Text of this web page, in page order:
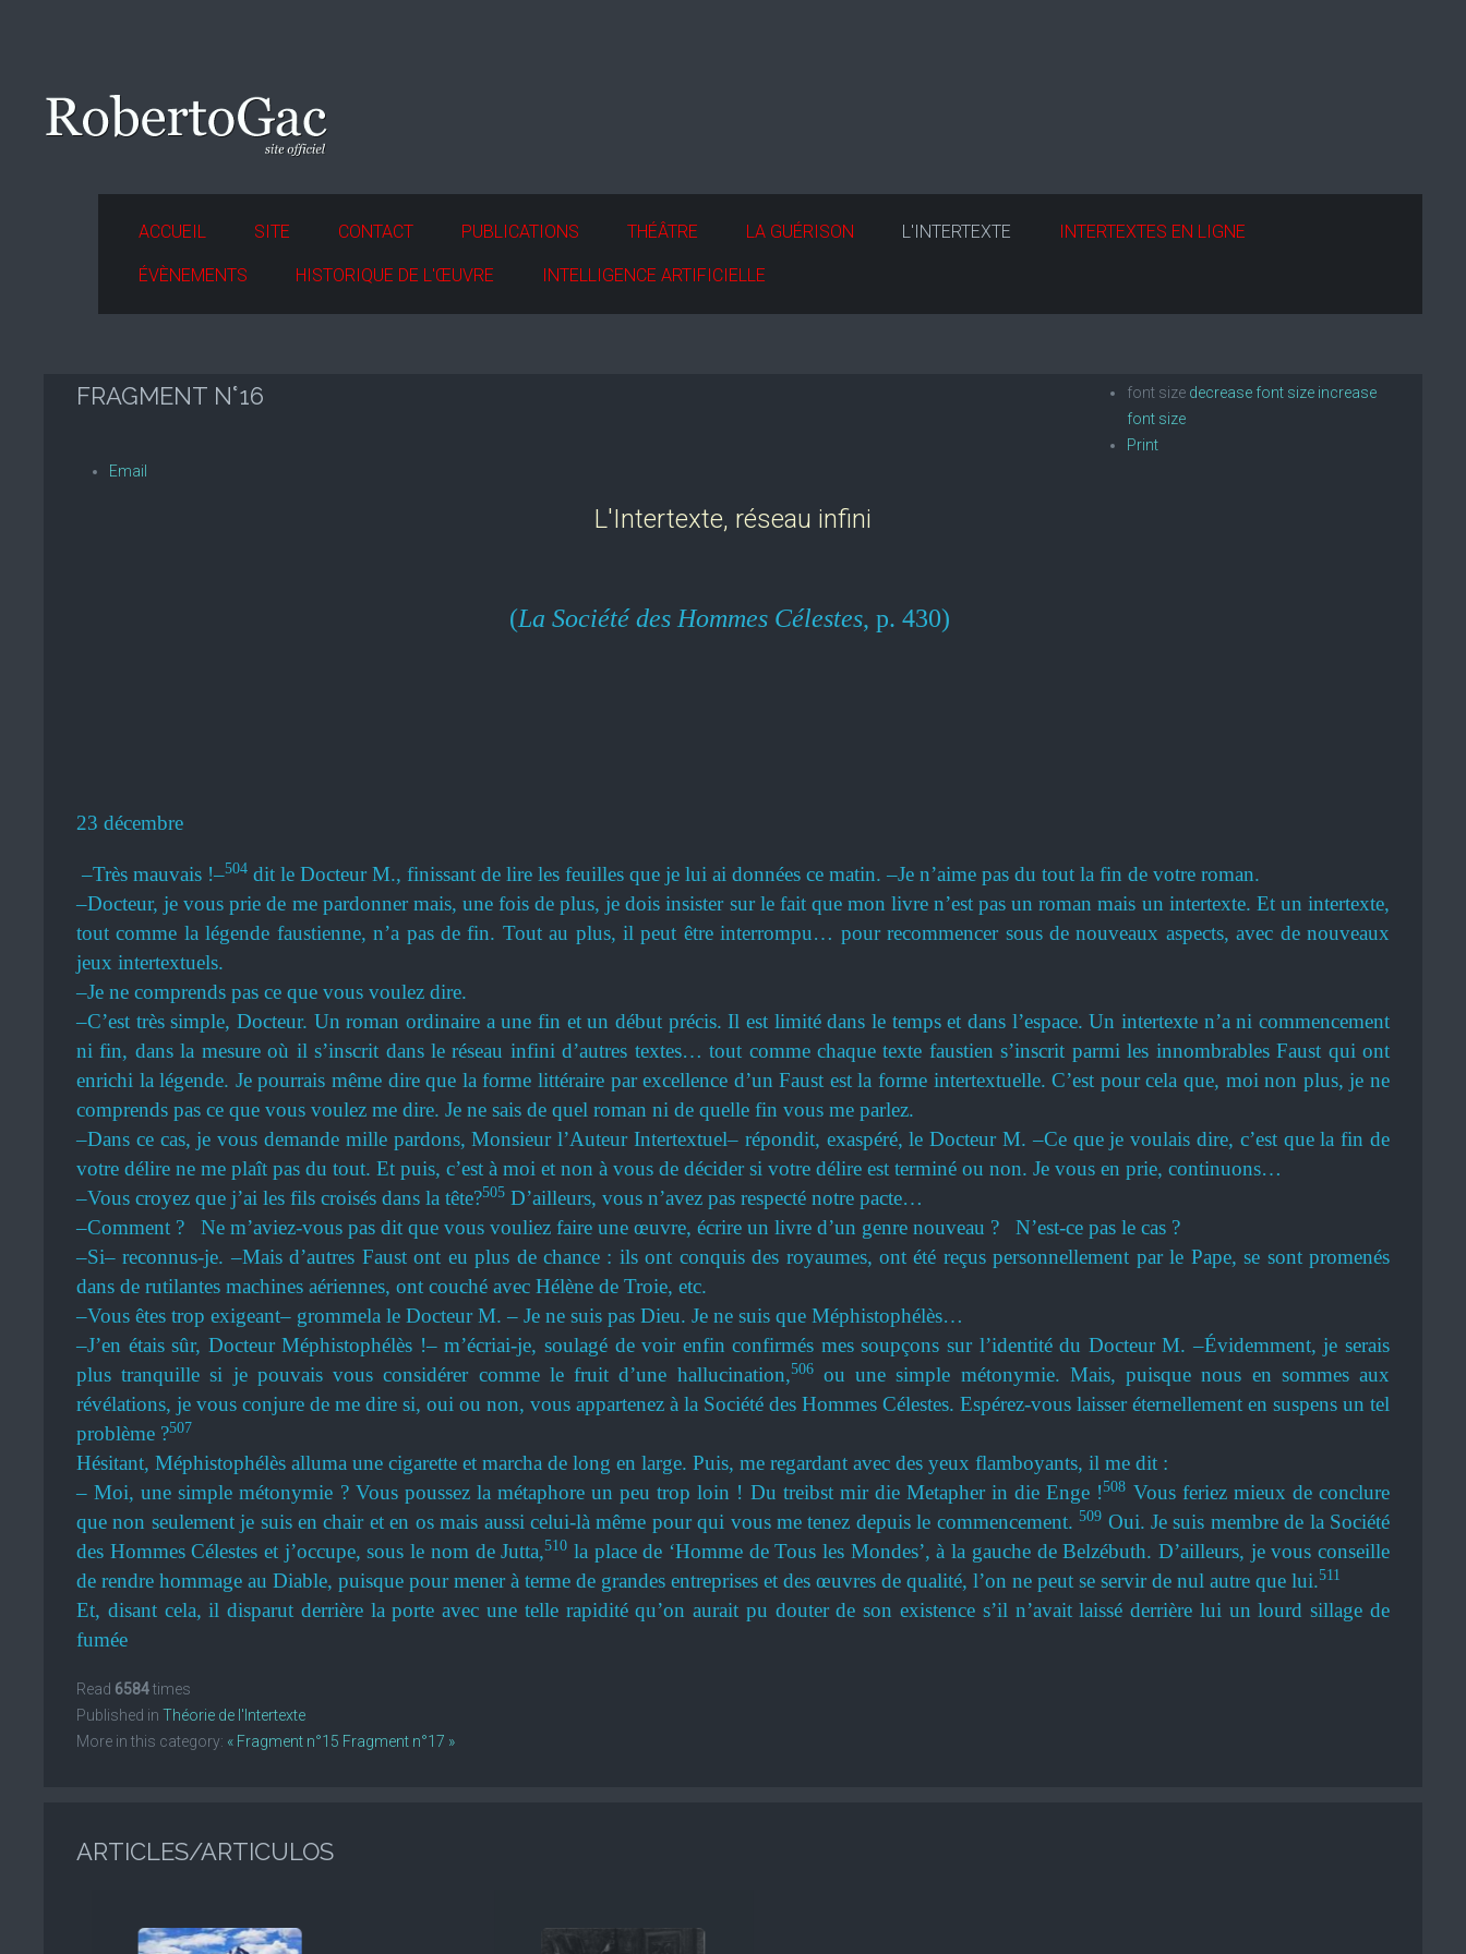
ACCUEIL SITE CONTACT PUBLICATIONS THÉÂTRE LA GUÉRISON L'INTERTEXTE INTERTEXTES EN LIGNE
ÉVÈNEMENTS HISTORIQUE DE L'ŒUVRE INTELLIGENCE ARTIFICIELLE
FRAGMENT N°16 font size decrease font size increase
font size
Print
Email
L'Intertexte, réseau infini
(La Société des Hommes Célestes, p. 430)
23 décembre
–Très mauvais !–504 dit le Docteur M., finissant de lire les feuilles que je lui ai données ce matin. –Je n’aime pas du tout la fin de votre roman.
–Docteur, je vous prie de me pardonner mais, une fois de plus, je dois insister sur le fait que mon livre n’est pas un roman mais un intertexte. Et un intertexte,
tout comme la légende faustienne, n’a pas de fin. Tout au plus, il peut être interrompu… pour recommencer sous de nouveaux aspects, avec de nouveaux
jeux intertextuels.
–Je ne comprends pas ce que vous voulez dire.
–C’est très simple, Docteur. Un roman ordinaire a une fin et un début précis. Il est limité dans le temps et dans l’espace. Un intertexte n’a ni commencement
ni fin, dans la mesure où il s’inscrit dans le réseau infini d’autres textes… tout comme chaque texte faustien s’inscrit parmi les innombrables Faust qui ont
enrichi la légende. Je pourrais même dire que la forme littéraire par excellence d’un Faust est la forme intertextuelle. C’est pour cela que, moi non plus, je ne
comprends pas ce que vous voulez me dire. Je ne sais de quel roman ni de quelle fin vous me parlez.
–Dans ce cas, je vous demande mille pardons, Monsieur l’Auteur Intertextuel– répondit, exaspéré, le Docteur M. –Ce que je voulais dire, c’est que la fin de
votre délire ne me plaît pas du tout. Et puis, c’est à moi et non à vous de décider si votre délire est terminé ou non. Je vous en prie, continuons…
–Vous croyez que j’ai les fils croisés dans la tête?505 D’ailleurs, vous n’avez pas respecté notre pacte…
–Comment ? Ne m’aviez-vous pas dit que vous vouliez faire une œuvre, écrire un livre d’un genre nouveau ? N’est-ce pas le cas ?
–Si– reconnus-je. –Mais d’autres Faust ont eu plus de chance : ils ont conquis des royaumes, ont été reçus personnellement par le Pape, se sont promenés
dans de rutilantes machines aériennes, ont couché avec Hélène de Troie, etc.
–Vous êtes trop exigeant– grommela le Docteur M. – Je ne suis pas Dieu. Je ne suis que Méphistophélès…
–J’en étais sûr, Docteur Méphistophélès !– m’écriai-je, soulagé de voir enfin confirmés mes soupçons sur l’identité du Docteur M. –Évidemment, je serais
plus tranquille si je pouvais vous considérer comme le fruit d’une hallucination,506ou une simple métonymie. Mais, puisque nous en sommes aux
révélations, je vous conjure de me dire si, oui ou non, vous appartenez à la Société des Hommes Célestes. Espérez-vous laisser éternellement en suspens un tel
problème ?507
Hésitant, Méphistophélès alluma une cigarette et marcha de long en large. Puis, me regardant avec des yeux flamboyants, il me dit :
– Moi, une simple métonymie ? Vous poussez la métaphore un peu trop loin ! Du treibst mir die Metapher in die Enge !508 Vous feriez mieux de conclure
que non seulement je suis en chair et en os mais aussi celui-là même pour qui vous me tenez depuis le commencement.509 Oui. Je suis membre de la Société
des Hommes Célestes et j’occupe, sous le nom de Jutta,510 la place de ‘Homme de Tous les Mondes’, à la gauche de Belzébuth. D’ailleurs, je vous conseille
de rendre hommage au Diable, puisque pour mener à terme de grandes entreprises et des œuvres de qualité, l’on ne peut se servir de nul autre que lui.511
Et, disant cela, il disparut derrière la porte avec une telle rapidité qu’on aurait pu douter de son existence s’il n’avait laissé derrière lui un lourd sillage de
fumée
Read 6584times
Published in Théorie de l'Intertexte
More in this category: « Fragment n°15 Fragment n°17 »
ARTICLES/ARTICULOS